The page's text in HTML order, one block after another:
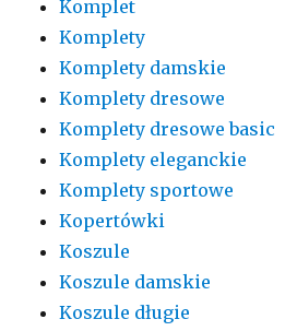
Komplet
Komplety
Komplety damskie
Komplety dresowe
Komplety dresowe basic
Komplety eleganckie
Komplety sportowe
Kopertówki
Koszule
Koszule damskie
Koszule długie